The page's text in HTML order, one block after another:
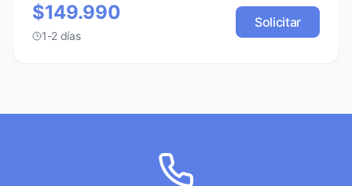
$149.990
1-2 días
Solicitar